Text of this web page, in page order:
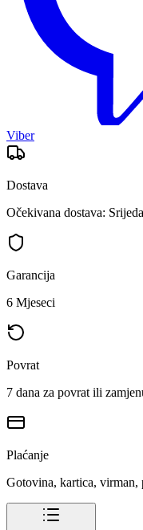
Viber
Dostava
Očekivana dostava:
Garancija
6 Mjeseci
Povrat
7 dana za povrat ili
Plaćanje
Gotovina, kartica, virman,